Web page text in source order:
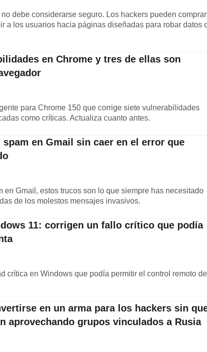
debe considerarse seguro. Los hackers pueden comprar
a los usuarios hacia páginas diseñadas para robar datos
en Chrome y tres de ellas son
para Chrome 150 que corrige siete vulnerabilidades
como críticas. Actualiza cuanto antes.
en Gmail sin caer en el error que
en Gmail, estos trucos son lo que siempre has necesitado
de los molestos mensajes invasivos.
11: corrigen un fallo crítico que podía
crítica en Windows que podía permitir el control remoto de
en un arma para los hackers sin
aprovechando grupos vinculados a Rusia